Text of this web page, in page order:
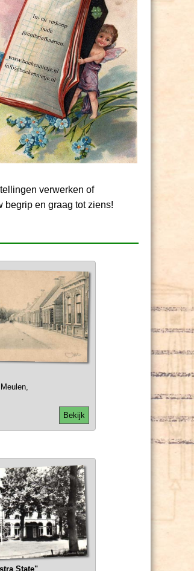
verwerken of
en graag tot ziens!
Bekijk
State"